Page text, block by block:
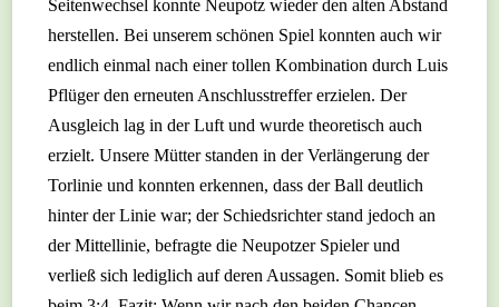
Seitenwechsel konnte Neupotz wieder den alten Abstand
herstellen. Bei unserem schönen Spiel konnten auch wir
endlich einmal nach einer tollen Kombination durch Luis
Pflüger den erneuten Anschlusstreffer erzielen. Der
Ausgleich lag in der Luft und wurde theoretisch auch
erzielt. Unsere Mütter standen in der Verlängerung der
Torlinie und konnten erkennen, dass der Ball deutlich
hinter der Linie war; der Schiedsrichter stand jedoch an
der Mittellinie, befragte die Neupotzer Spieler und
verließ sich lediglich auf deren Aussagen. Somit blieb es